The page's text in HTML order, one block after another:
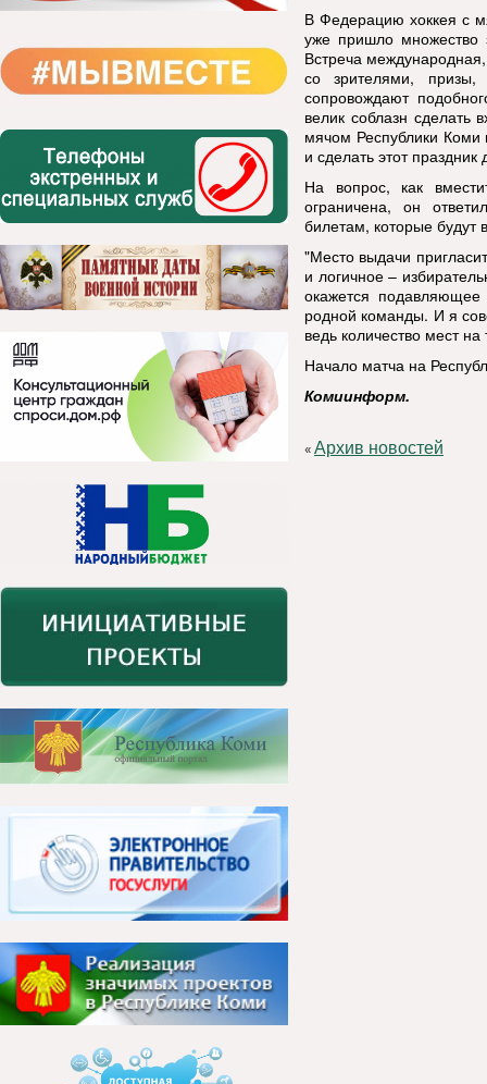
В Федерацию хоккея с
уже пришло множество
Встреча
со зрителями, призы,
сопровождают
велик соблазн
мячом Республики Коми
и сделать этот
На вопрос, как
ограничена, он
билетам, которые будут
"Место выдачи
и логичное –
окажется
родной команды. И я
ведь количество мест
Начало матча на
Комиинформ.
«Архив новостей